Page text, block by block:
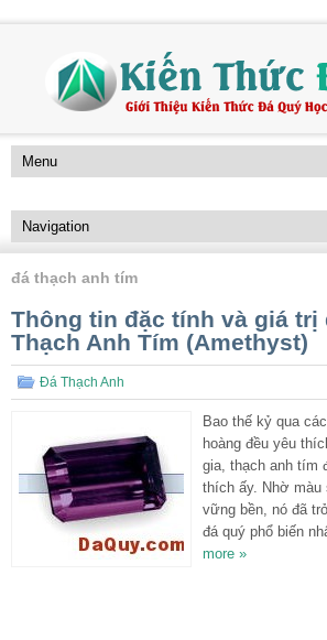
đá thạch anh tím
Thông tin đặc tính và giá trị
Thạch Anh Tím (Amethyst)
Đá Thạch Anh
Bao thế kỷ qua
hoàng đều yêu
gia, thạch anh tím
thích ấy. Nhờ màu
vững bền, nó đã
đá quý phổ biến
more »